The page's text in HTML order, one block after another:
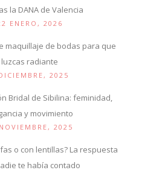
la DANA de Valencia
ENERO, 2026
maquillaje de bodas para que
luzcas radiante
2025
Bridal de Sibilina: feminidad,
y movimiento
2025
o con lentillas? La respuesta
te había contado